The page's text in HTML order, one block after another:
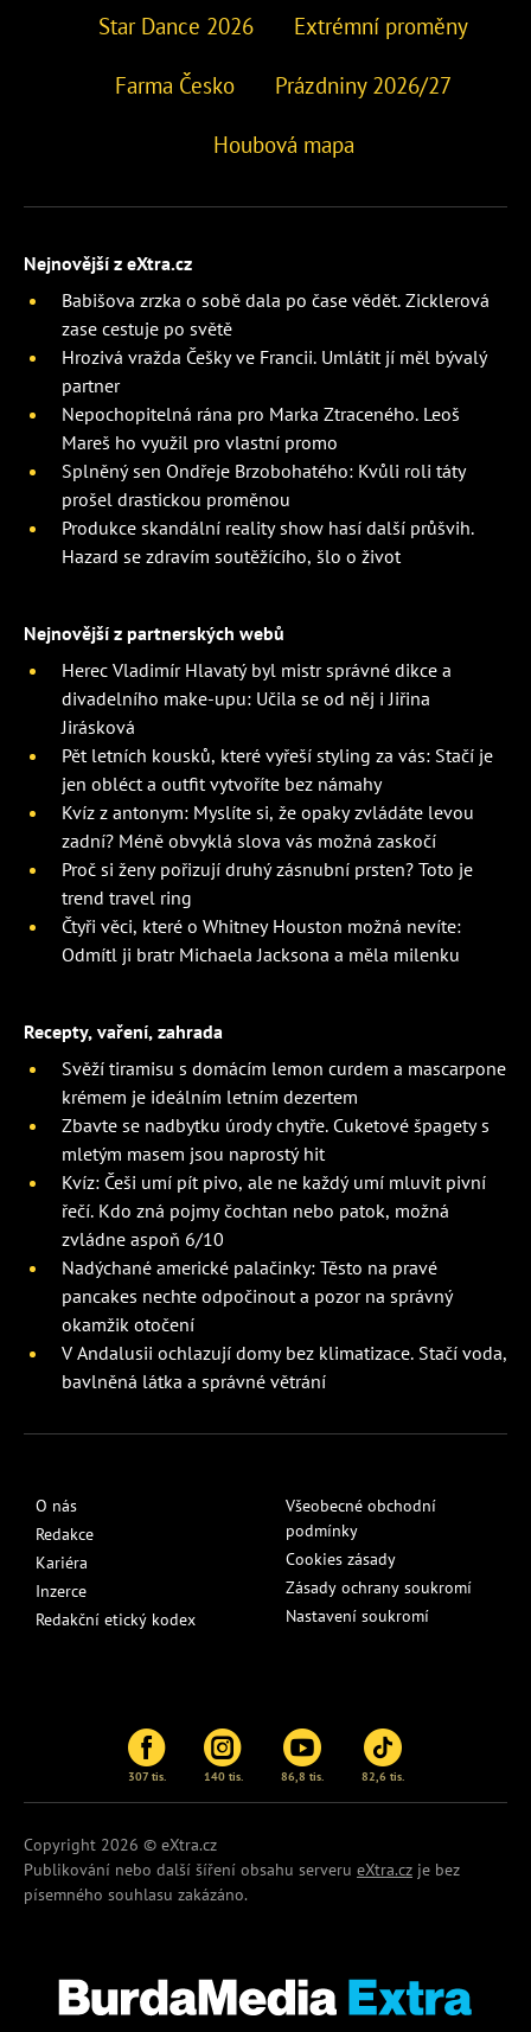
Star Dance 2026 Extrémní proměny
Farma Česko Prázdniny 2026/27
Houbová mapa
Nejnovější z eXtra.cz
Babišova zrzka o sobě dala po čase vědět. Zicklerová
zase cestuje po světě
Hrozivá vražda Češky ve Francii. Umlátit jí měl bývalý
partner
Nepochopitelná rána pro Marka Ztraceného. Leoš
Mareš ho využil pro vlastní promo
Splněný sen Ondřeje Brzobohatého: Kvůli roli táty
prošel drastickou proměnou
Produkce skandální reality show hasí další průšvih.
Hazard se zdravím soutěžícího, šlo o život
Nejnovější z partnerských webů
Herec Vladimír Hlavatý byl mistr správné dikce a
divadelního make-upu: Učila se od něj i Jiřina
Jirásková
Pět letních kousků, které vyřeší styling za vás: Stačí je
jen obléct a outfit vytvoříte bez námahy
Kvíz z antonym: Myslíte si, že opaky zvládáte levou
zadní? Méně obvyklá slova vás možná zaskočí
Proč si ženy pořizují druhý zásnubní prsten? Toto je
trend travel ring
Čtyři věci, které o Whitney Houston možná nevíte:
Odmítl ji bratr Michaela Jacksona a měla milenku
Recepty, vaření, zahrada
Svěží tiramisu s domácím lemon curdem a mascarpone
krémem je ideálním letním dezertem
Zbavte se nadbytku úrody chytře. Cuketové špagety s
mletým masem jsou naprostý hit
Kvíz: Češi umí pít pivo, ale ne každý umí mluvit pivní
řečí. Kdo zná pojmy čochtan nebo patok, možná
zvládne aspoň 6/10
Nadýchané americké palačinky: Těsto na pravé
pancakes nechte odpočinout a pozor na správný
okamžik otočení
V Andalusii ochlazují domy bez klimatizace. Stačí voda,
bavlněná látka a správné větrání
O nás
Redakce
Kariéra
Inzerce
Redakční etický kodex
Všeobecné obchodní
podmínky
Cookies zásady
Zásady ochrany soukromí
Nastavení soukromí
307 tis. 140 tis. 86,8 tis. 82,6 tis.
Copyright 2026 © eXtra.cz
Publikování nebo další šíření obsahu serveru eXtra.cz je bez
písemného souhlasu zakázáno.